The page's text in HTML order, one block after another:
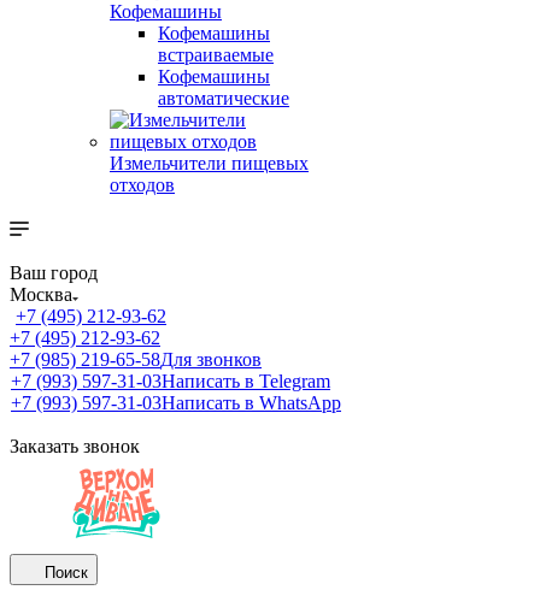
Кофемашины
Кофемашины
встраиваемые
Кофемашины
автоматические
Измельчители пищевых
отходов
Ваш город
Москва
+7 (495) 212-93-62
+7 (495) 212-93-62
+7 (985) 219-65-58Для звонков
+7 (993) 597-31-03Написать в Telegram
+7 (993) 597-31-03Написать в WhatsApp
Заказать звонок
Поиск